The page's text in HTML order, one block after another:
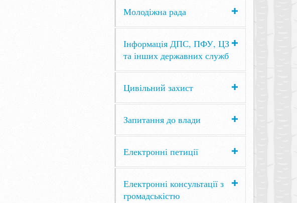
Молодіжна рада
Інформація ДПС, ПФУ, ЦЗ
та інших державних служб
Цивільний захист
Запитання до влади
Електронні петиції
Електронні консультації з
громадськістю